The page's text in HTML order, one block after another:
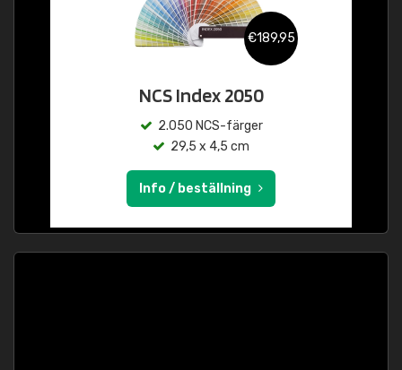
€189,95
NCS Index 2050
2.050 NCS-färger
29,5 x 4,5 cm
Info / beställning